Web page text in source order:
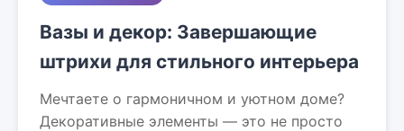
Вазы и декор: Завершающие
штрихи для стильного интерьера
Мечтаете о гармоничном и уютном доме?
Декоративные элементы — это не просто